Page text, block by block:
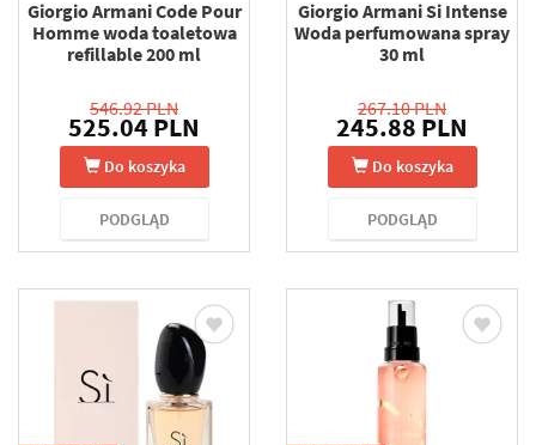
Giorgio Armani Code Pour
Homme woda toaletowa
refillable 200 ml
546.92 PLN
525.04 PLN
Do koszyka
PODGLĄD
Giorgio Armani Si Intense
Woda perfumowana spray
30 ml
267.10 PLN
245.88 PLN
Do koszyka
PODGLĄD